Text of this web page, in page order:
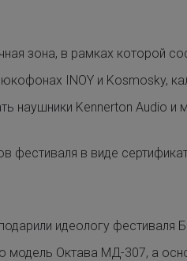
зона, в рамках которой
INOY и Kosmosky,
наушники Kennerton Audio и
фестиваля в виде
идеологу фестиваля
модель Октава МД-307, а